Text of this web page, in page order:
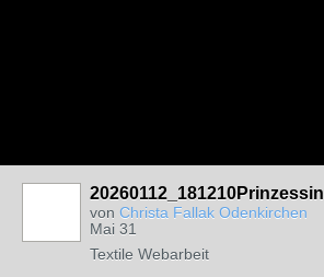
20260112_181210Prinzessin
von Christa Fallak Odenkirchen
Mai 31
Textile Webarbeit